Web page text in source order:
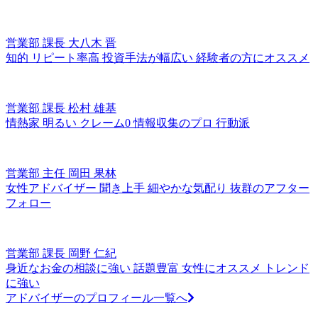
営業部 課長 大八木 晋
知的 リピート率高 投資手法が幅広い 経験者の方にオススメ
営業部 課長 松村 雄基
情熱家 明るい クレーム0 情報収集のプロ 行動派
営業部 主任 岡田 果林
女性アドバイザー 聞き上手 細やかな気配り 抜群のアフター
フォロー
営業部 課長 岡野 仁紀
身近なお金の相談に強い 話題豊富 女性にオススメ
トレンド
に強い
アドバイザーのプロフィール一覧へ